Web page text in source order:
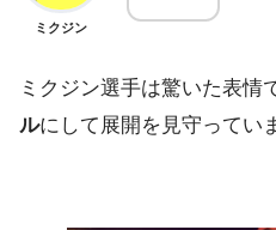
ミクジン
ミクジン選手は驚いた表情
ルにして展開を見守ってい